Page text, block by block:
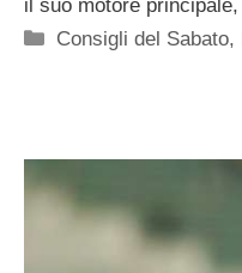
il suo motore principale,
Categorie
Consigli del Sabato,